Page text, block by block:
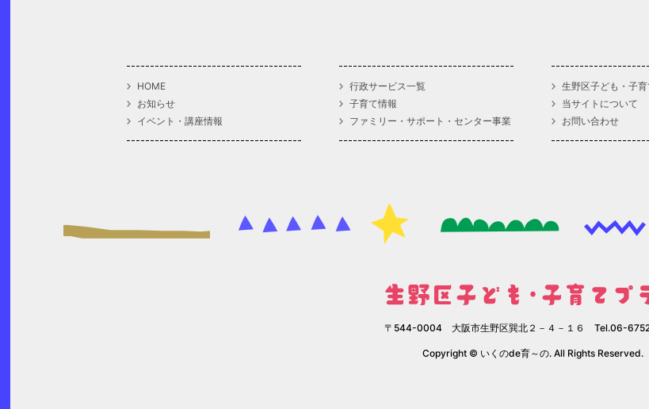
HOME
お知らせ
イベント・講座情報
行政サービス一覧
子育て情報
ファミリー・サポート・センター事業
生野区子ども・子
当サイトについて
お問い合わせ
〒544-0004 大阪市生野区巽北２－４－１６ Tel.06-
Copyright © いくのde育～の. All Rights Reserved.